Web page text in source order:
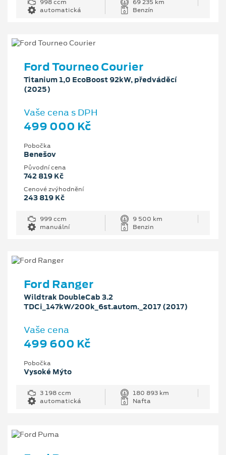
998 ccm
69 235 km
automatická
Benzín
Ford Tourneo Courier
Titanium 1,0 EcoBoost 92kW, předváděcí
(2025)
Vaše cena s DPH
499 000 Kč
Pobočka
Benešov
Původní cena
742 819 Kč
Cenové zvýhodnění
243 819 Kč
999 ccm
9 500 km
manuální
Benzin
Ford Ranger
Wildtrak DoubleCab 3.2
TDCi_147kW/200k_6st.autom._2017 (2017)
Vaše cena
499 600 Kč
Pobočka
Vysoké Mýto
3 198 ccm
180 893 km
automatická
Nafta